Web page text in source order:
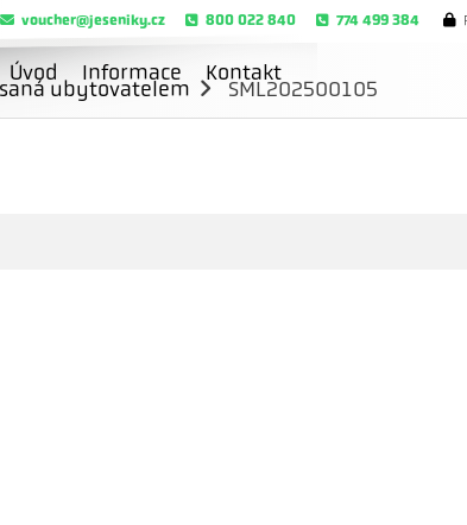
voucher@jeseniky.cz 800 022 840 774 499 384
Úvod Informace Kontakt
ubytovatelem SML202500105